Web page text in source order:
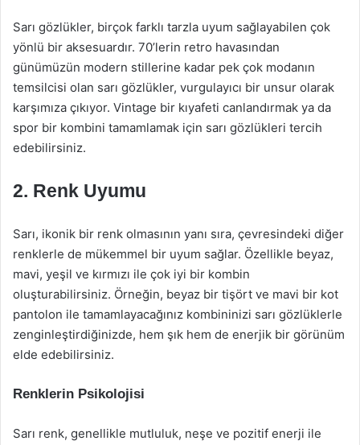
Sarı gözlükler, birçok farklı tarzla uyum sağlayabilen çok
yönlü bir aksesuardır. 70’lerin retro havasından
günümüzün modern stillerine kadar pek çok modanın
temsilcisi olan sarı gözlükler, vurgulayıcı bir unsur olarak
karşımıza çıkıyor. Vintage bir kıyafeti canlandırmak ya da
spor bir kombini tamamlamak için sarı gözlükleri tercih
edebilirsiniz.
2. Renk Uyumu
Sarı, ikonik bir renk olmasının yanı sıra, çevresindeki diğer
renklerle de mükemmel bir uyum sağlar. Özellikle beyaz,
mavi, yeşil ve kırmızı ile çok iyi bir kombin
oluşturabilirsiniz. Örneğin, beyaz bir tişört ve mavi bir kot
pantolon ile tamamlayacağınız kombininizi sarı gözlüklerle
zenginleştirdiğinizde, hem şık hem de enerjik bir görünüm
elde edebilirsiniz.
Renklerin Psikolojisi
Sarı renk, genellikle mutluluk, neşe ve pozitif enerji ile